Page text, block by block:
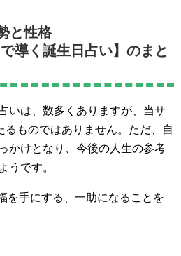
と性格
導く誕生日占い】のまと
いは、数多くありますが、当サ
るものではありません。ただ、自
かけとなり、今後の人生の参考
うです。
を手にする、一助になることを